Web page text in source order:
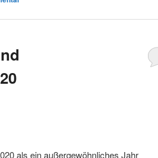
als ein außergewöhnliches Jahr